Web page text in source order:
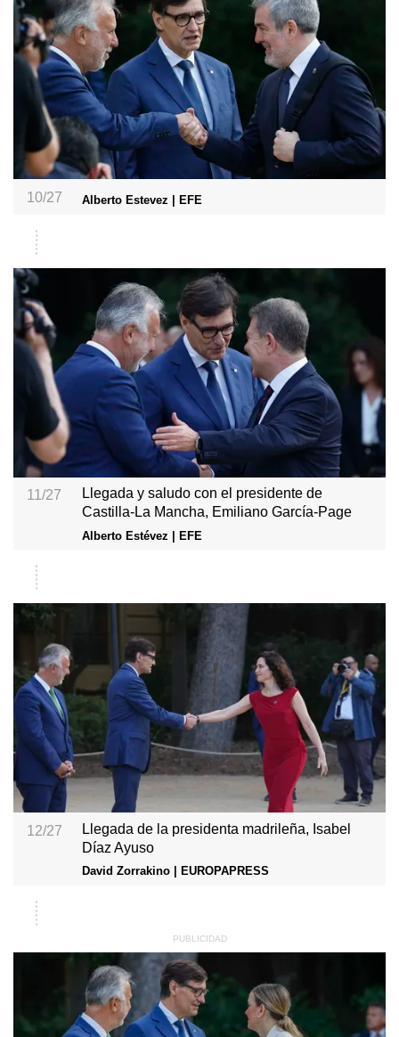
10/27 Alberto Estevez | EFE
11/27
Llegada y saludo con el presidente de
Castilla-La Mancha, Emiliano García-Page
Alberto Estévez | EFE
12/27
Llegada de la presidenta madrileña, Isabel
Díaz Ayuso
David Zorrakino | EUROPAPRESS